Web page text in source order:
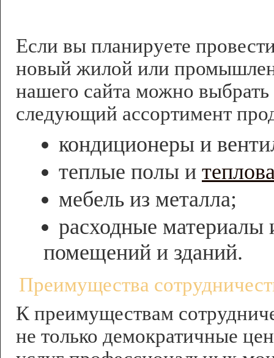
Если вы планируете
новый жилой или
нашего сайта можно
следующий ассортимент
кондиционеры и
теплые полы и
мебель из металла;
расходные материалы
помещений и зданий.
Преимущества
К преимуществам
не только демократичные